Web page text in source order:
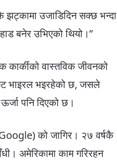
झट्कामा उजाडिदिन सक्छ भन्दा
बनेर उभिएको थियो।”
कार्कीको वास्तविक जीवनको
भाइरल भइरहेको छ, जसले
पनि दिएको छ।
को जागिर। २७ वर्षकै
अमेरिकामा काम गरिरहन